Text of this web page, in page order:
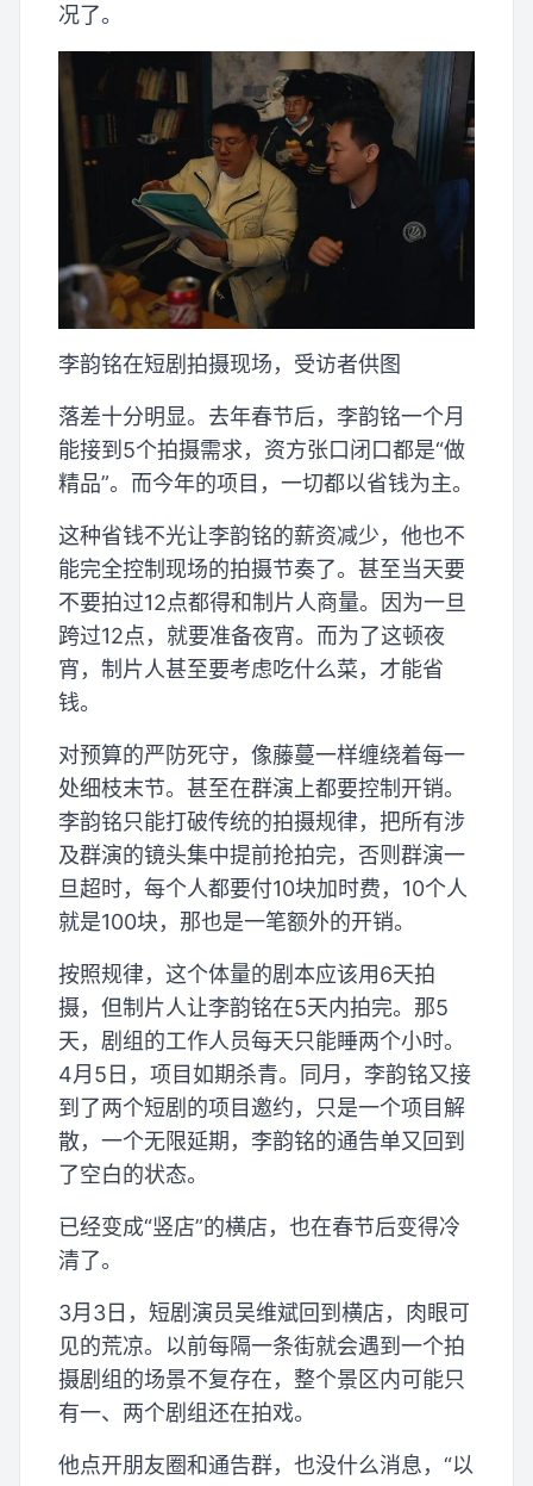
况了。
李韵铭在短剧拍摄现场，受访者供图
落差十分明显。去年春节后，李韵铭一个月
能接到5个拍摄需求，资方张口闭口都是“做
精品”。而今年的项目，一切都以省钱为主。
这种省钱不光让李韵铭的薪资减少，他也不
能完全控制现场的拍摄节奏了。甚至当天要
不要拍过12点都得和制片人商量。因为一旦
跨过12点，就要准备夜宵。而为了这顿夜
宵，制片人甚至要考虑吃什么菜，才能省
钱。
对预算的严防死守，像藤蔓一样缠绕着每一
处细枝末节。甚至在群演上都要控制开销。
李韵铭只能打破传统的拍摄规律，把所有涉
及群演的镜头集中提前抢拍完，否则群演一
旦超时，每个人都要付10块加时费，10个人
就是100块，那也是一笔额外的开销。
按照规律，这个体量的剧本应该用6天拍
摄，但制片人让李韵铭在5天内拍完。那5
天，剧组的工作人员每天只能睡两个小时。
4月5日，项目如期杀青。同月，李韵铭又接
到了两个短剧的项目邀约，只是一个项目解
散，一个无限延期，李韵铭的通告单又回到
了空白的状态。
已经变成“竖店”的横店，也在春节后变得冷
清了。
3月3日，短剧演员吴维斌回到横店，肉眼可
见的荒凉。以前每隔一条街就会遇到一个拍
摄剧组的场景不复存在，整个景区内可能只
有一、两个剧组还在拍戏。
他点开朋友圈和通告群，也没什么消息，“以